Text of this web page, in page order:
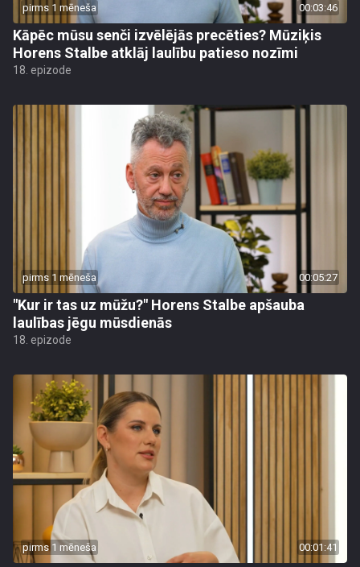
pirms 1 mēneša 00:03:46
Kāpēc mūsu senči izvēlējās precēties? Mūziķis
Horens Stalbe atklāj laulību patieso nozīmi
18. epizode
pirms 1 mēneša 00:05:27
"Kur ir tas uz mūžu?" Horens Stalbe apšauba
laulības jēgu mūsdienās
18. epizode
pirms 1 mēneša 00:01:41